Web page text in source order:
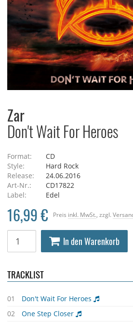
Zar
Don't Wait For Heroes
Format:
CD
Style:
Hard Rock
Release:
24.06.2016
Art-Nr.:
CD17822
Label:
Edel
Preis inkl. MwSt. , zzgl.
16,99 €
In den Warenkorb
TRACKLIST
01
Don't Wait For Heroes
02
One Step Closer